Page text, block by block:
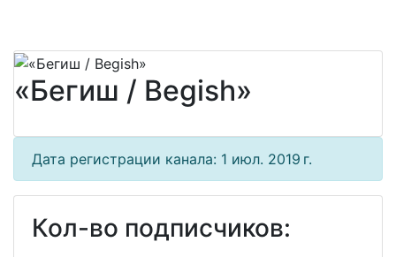
«Бегиш / Begish»
Дата регистрации канала: 1 июл. 2019 г.
Кол-во подписчиков: